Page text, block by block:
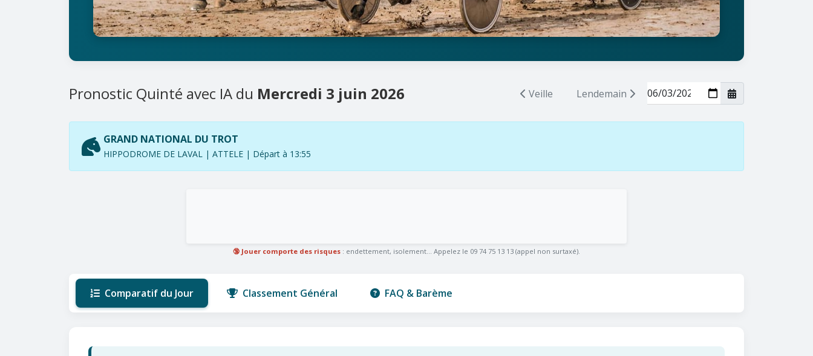
Pronostic Quinté avec IA du Mercredi 3 juin 2026 Veille Lendemain
GRAND NATIONAL DU TROT
HIPPODROME DE LAVAL | ATTELE | Départ à 13:55
🔞 Jouer comporte des risques : endettement, isolement... Appelez le 09 74 75 13 13 (appel non surtaxé).
Comparatif du Jour Classement Général FAQ & Barème